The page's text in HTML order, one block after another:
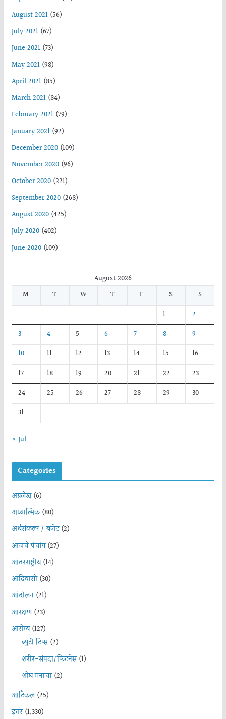
August 2021(56)
July 2021(67)
June 2021(73)
May 2021(98)
April 2021(85)
March 2021(84)
February 2021(79)
January 2021(92)
December 2020(109)
November 2020(96)
October 2020(221)
September 2020(268)
August 2020(425)
July 2020(402)
June 2020(109)
August 2026
M
T W T F S
S
1
2
3
4 5 6 7 8
9
10
11 12 13 14 15
16
17
18 19 20 21 22
23
24
25 26 27 28 29
30
31
« Jul
Categories
अग्रलेख(6)
अध्यात्मिक(80)
अर्थसंकल्प / बजेट(2)
आजचे पंचांग(27)
आंतरराष्ट्रीय(14)
आदिवासी(30)
आंदोलन(21)
आरक्षण(23)
आरोग्य(127)
ब्युटी टिप्स(2)
शरीर-संपदा/फिटनेस(1)
शोध मनाचा(2)
आर्टिकल(25)
इतर(1,330)